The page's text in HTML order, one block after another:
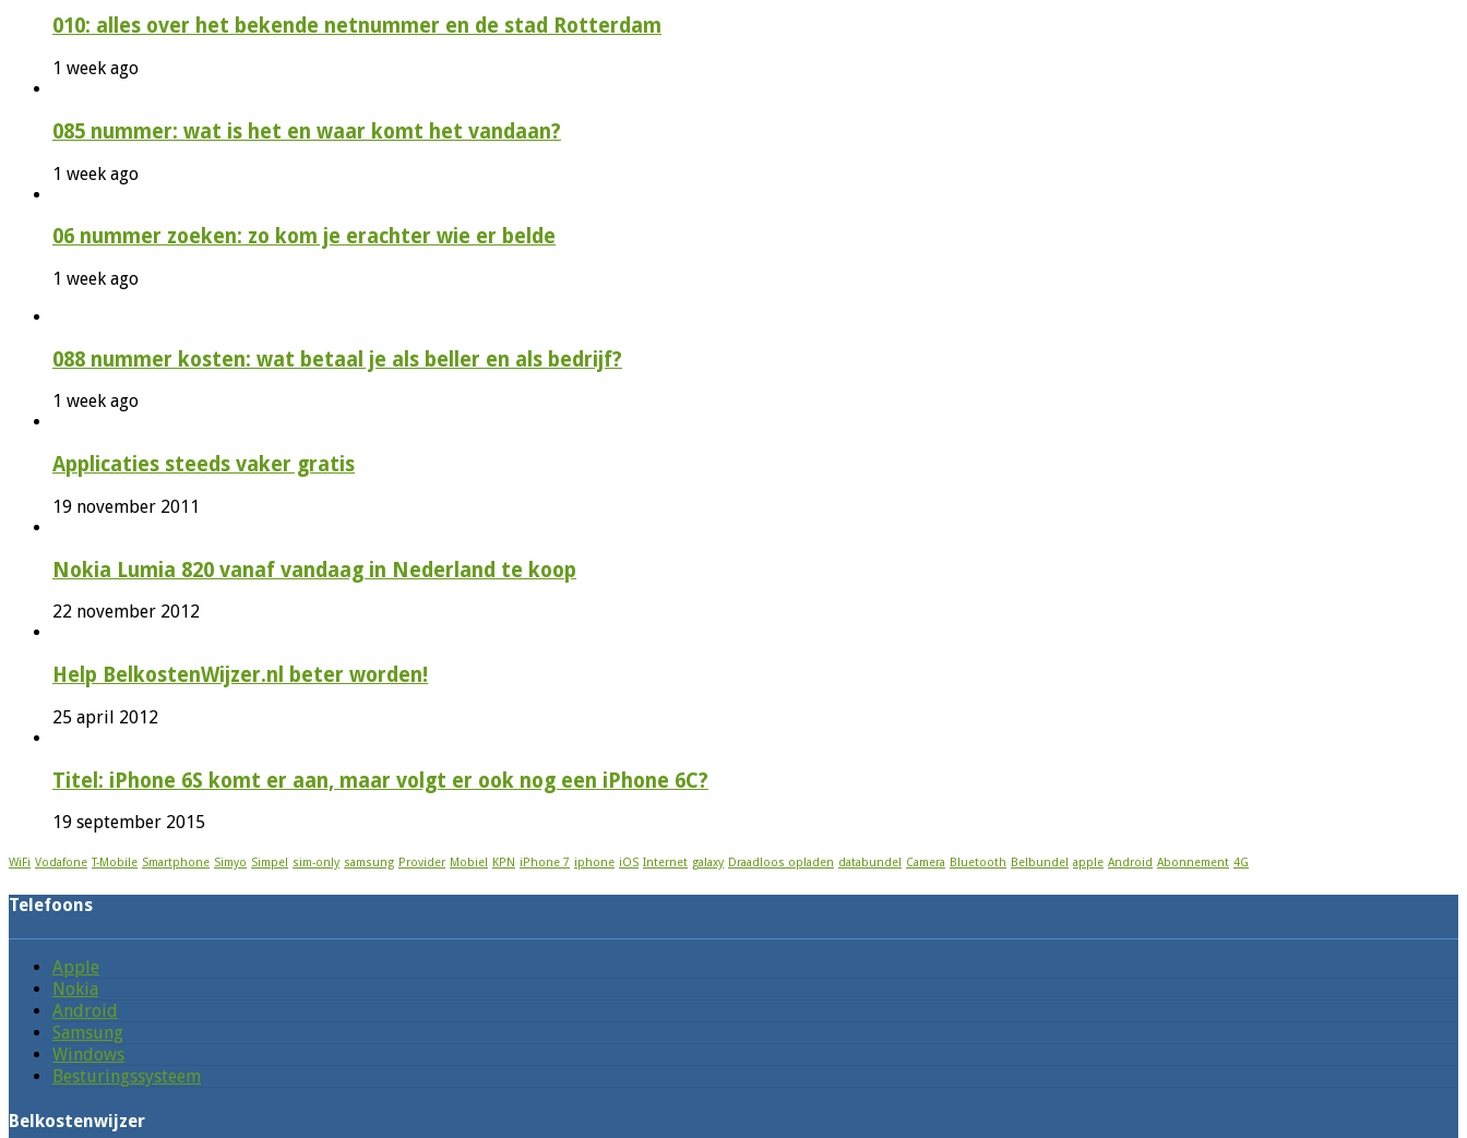
010: alles over het bekende netnummer en de stad Rotterdam
1 week ago
085 nummer: wat is het en waar komt het vandaan?
1 week ago
06 nummer zoeken: zo kom je erachter wie er belde
1 week ago
088 nummer kosten: wat betaal je als beller en als bedrijf?
1 week ago
Applicaties steeds vaker gratis
19 november 2011
Nokia Lumia 820 vanaf vandaag in Nederland te koop
22 november 2012
Help BelkostenWijzer.nl beter worden!
25 april 2012
Titel: iPhone 6S komt er aan, maar volgt er ook nog een iPhone 6C?
19 september 2015
WiFi Vodafone T-Mobile Smartphone Simyo Simpel sim-only samsung Provider Mobiel KPN iPhone 7 iphone iOS Internet galaxy Draadloos opladen databundel Camera Bluetooth Belbundel apple Android Abonnement 4G
Telefoons
Apple
Nokia
Android
Samsung
Windows
Besturingssysteem
Belkostenwijzer